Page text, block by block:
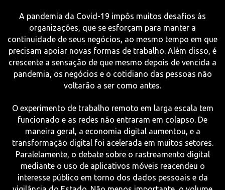
A pandemia da Covid-19 impôs muitos desafios às
organizações, que se esforçam para manter a
continuidade de seus negócios, ao mesmo tempo em que
precisam apoiar novas formas de trabalho. Além disso, é
crescente a sensação de que mesmo depois de vencida a
pandemia, os negócios e o cotidiano das pessoas não
voltarão a ser como antes.
O experimento de trabalho remoto em larga escala tem
funcionado e as redes não entraram em colapso. De
maneira geral, a economia digital aumentou, e a
transformação digital foi acelerada em muitos setores.
Paralelamente, o debate sobre o rastreamento digital
mediante o uso de aplicativos móveis reacendeu o
interesse público em torno dos dados pessoais e da